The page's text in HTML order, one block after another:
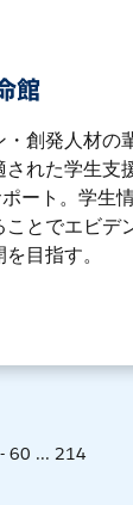
館
・創発人材の
された学生支
ート。学生
ことでエビデ
目指す。
60 ... 214